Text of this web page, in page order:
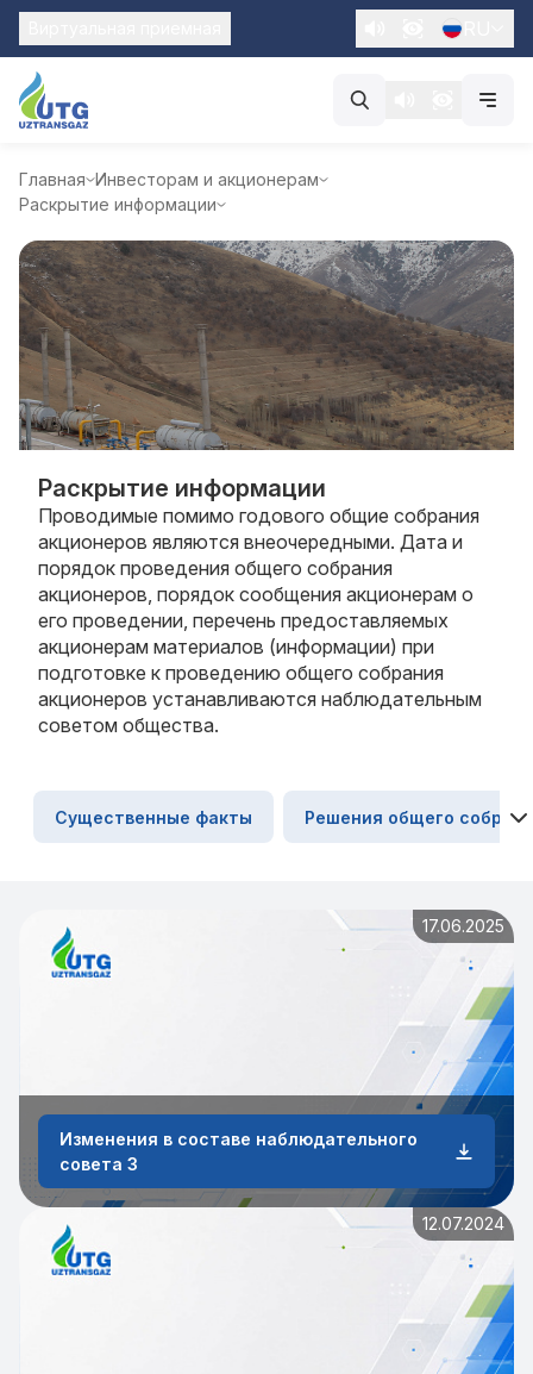
Главная Инвесторам и акционерам
Раскрытие информации
Раскрытие информации
Проводимые помимо годового общие собрания
акционеров являются внеочередными. Дата и
порядок проведения общего собрания
акционеров, порядок сообщения акционерам о
его проведении, перечень предоставляемых
акционерам материалов (информации) при
подготовке к проведению общего собрания
акционеров устанавливаются наблюдательным
советом общества.
Существенные факты Решения общего
17.06.2025
Изменения в составе наблюдательного
совета 3
12.07.2024